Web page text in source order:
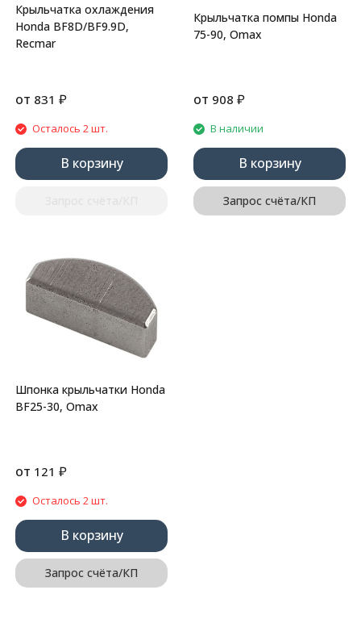
Крыльчатка охлаждения
Honda BF8D/BF9.9D,
Recmar
от 831 ₽
Осталось 2 шт.
В корзину
Крыльчатка помпы Honda
75-90, Omax
от 908 ₽
В наличии
В корзину
Запрос счёта/КП
Шпонка крыльчатки Honda
BF25-30, Omax
от 121 ₽
Осталось 2 шт.
В корзину
Запрос счёта/КП